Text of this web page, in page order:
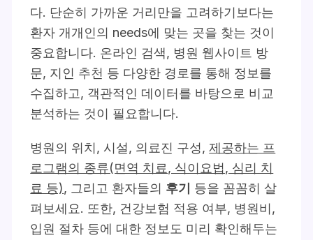
다. 단순히 가까운 거리만을 고려하기보다는
환자 개개인의 needs에 맞는 곳을 찾는 것이
중요합니다. 온라인 검색, 병원 웹사이트 방
문, 지인 추천 등 다양한 경로를 통해 정보를
수집하고, 객관적인 데이터를 바탕으로 비교
분석하는 것이 필요합니다.
병원의 위치, 시설, 의료진 구성,제공하는 프
로그램의 종류(면역 치료, 식이요법, 심리 치
료 등), 그리고 환자들의 후기 등을 꼼꼼히 살
펴보세요. 또한, 건강보험 적용 여부, 병원비,
입원 절차 등에 대한 정보도 미리 확인해두는